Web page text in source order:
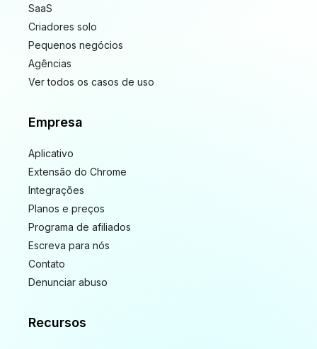
SaaS
Criadores solo
Pequenos negócios
Agências
Ver todos os casos de uso
Empresa
Aplicativo
Extensão do Chrome
Integrações
Planos e preços
Programa de afiliados
Escreva para nós
Contato
Denunciar abuso
Recursos